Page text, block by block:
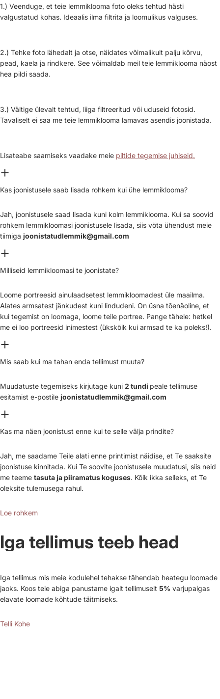
1.) Veenduge, et teie lemmiklooma foto oleks tehtud hästi
valgustatud kohas. Ideaalis ilma filtrita ja loomulikus valguses.
2.) Tehke foto lähedalt ja otse, näidates võimalikult palju kõrvu,
pead, kaela ja rindkere. See võimaldab meil teie lemmiklooma näost
hea pildi saada.
3.) Vältige ülevalt tehtud, liiga filtreeritud või uduseid fotosid.
Tavaliselt ei saa me teie lemmiklooma lamavas asendis joonistada.
Lisateabe saamiseks vaadake meie piltide tegemise juhiseid.
Kas joonistusele saab lisada rohkem kui ühe lemmiklooma?
Jah, joonistusele saad lisada kuni kolm lemmiklooma. Kui sa soovid
rohkem lemmikloomasi joonistusele lisada, siis võta ühendust meie
tiimiga joonistatudlemmik@gmail.com
Milliseid lemmikloomasi te joonistate?
Loome portreesid ainulaadsetest lemmikloomadest üle maailma.
Alates armsatest jänkudest kuni lindudeni. On üsna tõenäoline, et
kui tegemist on loomaga, loome teile portree. Pange tähele: hetkel
me ei loo portreesid inimestest (ükskõik kui armsad te ka poleks!).
Mis saab kui ma tahan enda tellimust muuta?
Muudatuste tegemiseks kirjutage kuni 2 tundi peale tellimuse
esitamist e-postile joonistatudlemmik@gmail.com
Kas ma näen joonistust enne kui te selle välja prindite?
Jah, me saadame Teile alati enne printimist näidise, et Te saaksite
joonistuse kinnitada. Kui Te soovite joonistusele muudatusi, siis neid
me teeme tasuta ja piiramatus koguses. Kõik ikka selleks, et Te
oleksite tulemusega rahul.
Loe rohkem
Iga tellimus teeb head
Iga tellimus mis meie kodulehel tehakse tähendab heategu loomade
jaoks. Koos teie abiga panustame igalt tellimuselt 5% varjupaigas
elavate loomade kõhtude täitmiseks.
Telli Kohe